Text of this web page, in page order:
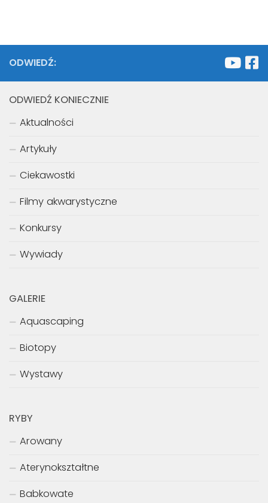
ODWIEDŹ:
ODWIEDŹ KONIECZNIE
Aktualności
Artykuły
Ciekawostki
Filmy akwarystyczne
Konkursy
Wywiady
GALERIE
Aquascaping
Biotopy
Wystawy
RYBY
Arowany
Aterynokształtne
Babkowate